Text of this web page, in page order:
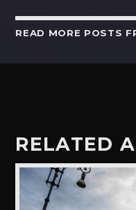
READ MORE POSTS
RELATED